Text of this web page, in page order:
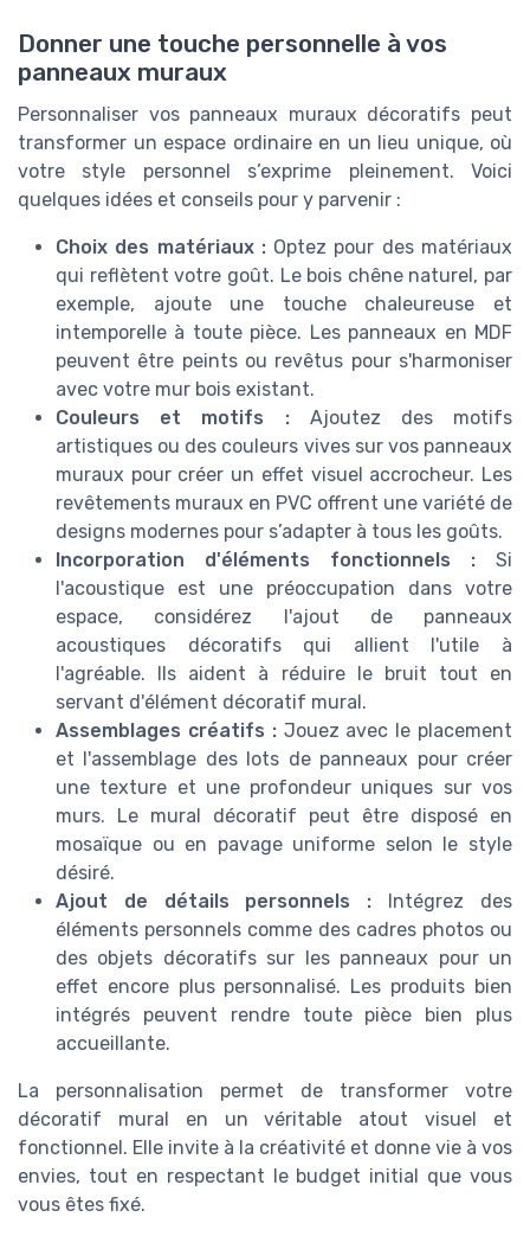
Donner une touche personnelle à vos
panneaux muraux
Personnaliser vos panneaux muraux décoratifs peut
transformer un espace ordinaire en un lieu unique, où
votre style personnel s’exprime pleinement. Voici
quelques idées et conseils pour y parvenir :
Choix des matériaux :Optez pour des matériaux
qui reflètent votre goût. Le bois chêne naturel, par
exemple, ajoute une touche chaleureuse et
intemporelle à toute pièce. Les panneaux en MDF
peuvent être peints ou revêtus pour s'harmoniser
avec votre mur bois existant.
Couleurs et motifs :Ajoutez des motifs
artistiques ou des couleurs vives sur vos panneaux
muraux pour créer un effet visuel accrocheur. Les
revêtements muraux en PVC offrent une variété de
designs modernes pour s’adapter à tous les goûts.
Incorporation d'éléments fonctionnels : Si
l'acoustique est une préoccupation dans votre
espace, considérez l'ajout de panneaux
acoustiques décoratifs qui allient l'utile à
l'agréable. Ils aident à réduire le bruit tout en
servant d'élément décoratif mural.
Assemblages créatifs :Jouez avec le placement
et l'assemblage des lots de panneaux pour créer
une texture et une profondeur uniques sur vos
murs. Le mural décoratif peut être disposé en
mosaïque ou en pavage uniforme selon le style
désiré.
Ajout de détails personnels : Intégrez des
éléments personnels comme des cadres photos ou
des objets décoratifs sur les panneaux pour un
effet encore plus personnalisé. Les produits bien
intégrés peuvent rendre toute pièce bien plus
accueillante.
La personnalisation permet de transformer votre
décoratif mural en un véritable atout visuel et
fonctionnel. Elle invite à la créativité et donne vie à vos
envies, tout en respectant le budget initial que vous
vous êtes fixé.